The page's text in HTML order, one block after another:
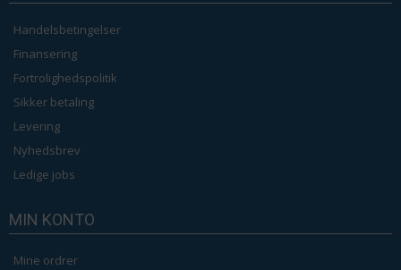
Handelsbetingelser
Finansering
Fortrolighedspolitik
Sikker betaling
Levering
Nyhedsbrev
Ledige jobs
MIN KONTO
Mine ordrer